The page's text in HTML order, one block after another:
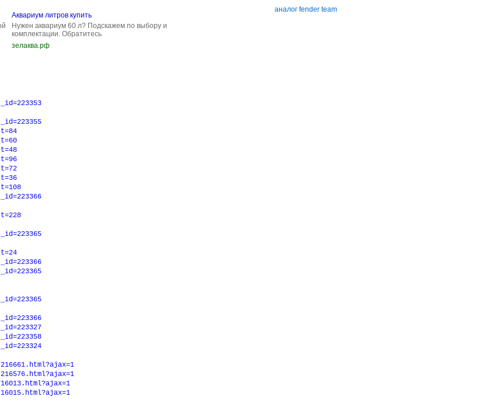
аналог fender team
Аквариум литров купить
Нужен аквариум 60 л? Подскажем по выбору и
комплектации. Обратитесь
зелаква.рф